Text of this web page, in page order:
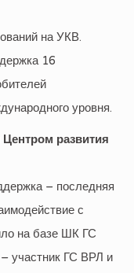
на УКВ.
16
уровня.
развития
– последняя
с
на базе ШК ГС
участник ГС ВРЛ и